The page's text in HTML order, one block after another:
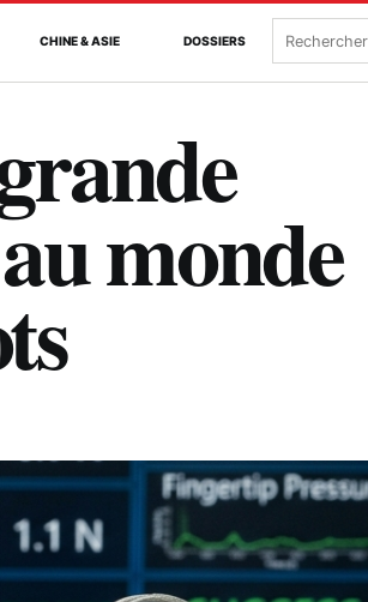
CHINE & ASIE DOSSIERS Rechercher
monde